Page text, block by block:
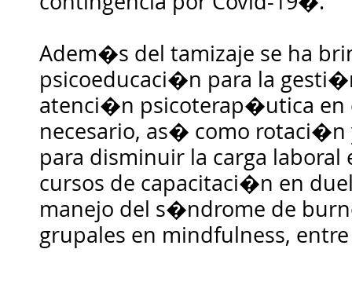
Adem�s del tamizaje se ha
psicoeducaci�n para la
atenci�n psicoterap�utica en
necesario, as� como rotaci�n
para disminuir la carga laboral
cursos de capacitaci�n en
manejo del s�ndrome de
grupales en mindfulness,